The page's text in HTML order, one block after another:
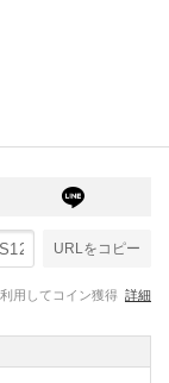
URLをコピー
用してコイン獲得 詳細